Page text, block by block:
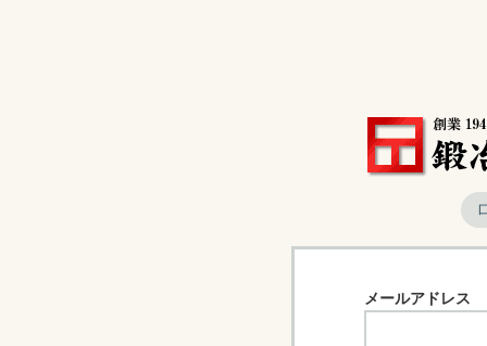
メールアドレス